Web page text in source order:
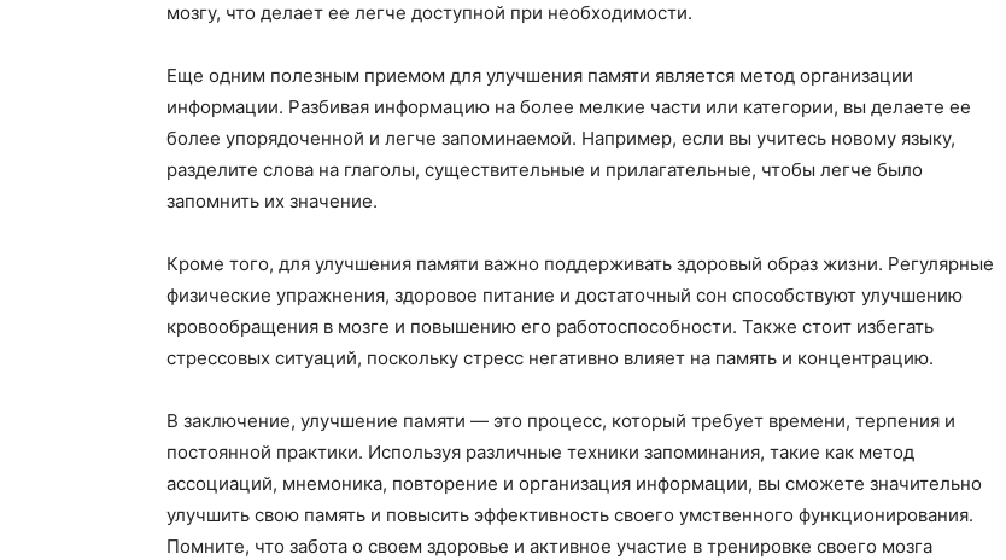
мозгу, что делает ее легче доступной при необходимости.
Еще одним полезным приемом для улучшения памяти является метод организации
информации. Разбивая информацию на более мелкие части или категории, вы делаете ее
более упорядоченной и легче запоминаемой. Например, если вы учитесь новому языку,
разделите слова на глаголы, существительные и прилагательные, чтобы легче было
запомнить их значение.
Кроме того, для улучшения памяти важно поддерживать здоровый образ жизни. Регулярные
физические упражнения, здоровое питание и достаточный сон способствуют улучшению
кровообращения в мозге и повышению его работоспособности. Также стоит избегать
стрессовых ситуаций, поскольку стресс негативно влияет на память и концентрацию.
В заключение, улучшение памяти — это процесс, который требует времени, терпения и
постоянной практики. Используя различные техники запоминания, такие как метод
ассоциаций, мнемоника, повторение и организация информации, вы сможете значительно
улучшить свою память и повысить эффективность своего умственного функционирования.
Помните, что забота о своем здоровье и активное участие в тренировке своего мозга